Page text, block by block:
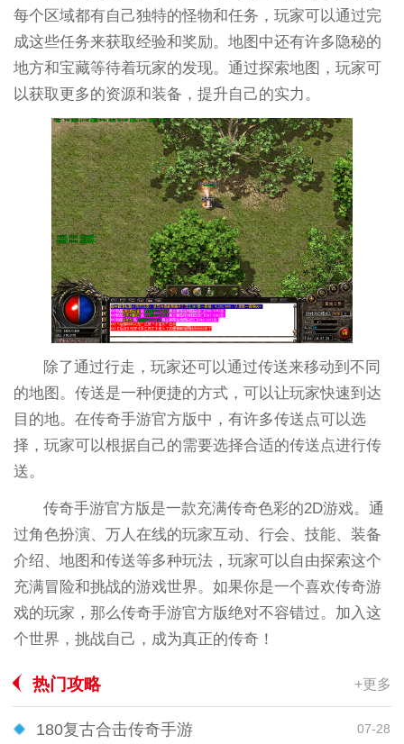
每个区域都有自己独特的怪物和任务，玩家可以通过完
成这些任务来获取经验和奖励。地图中还有许多隐秘的
地方和宝藏等待着玩家的发现。通过探索地图，玩家可
以获取更多的资源和装备，提升自己的实力。
除了通过行走，玩家还可以通过传送来移动到不同
的地图。传送是一种便捷的方式，可以让玩家快速到达
目的地。在传奇手游官方版中，有许多传送点可以选
择，玩家可以根据自己的需要选择合适的传送点进行传
送。
传奇手游官方版是一款充满传奇色彩的2D游戏。通
过角色扮演、万人在线的玩家互动、行会、技能、装备
介绍、地图和传送等多种玩法，玩家可以自由探索这个
充满冒险和挑战的游戏世界。如果你是一个喜欢传奇游
戏的玩家，那么传奇手游官方版绝对不容错过。加入这
个世界，挑战自己，成为真正的传奇！
热门攻略 +更多
180复古合击传奇手游 07-28